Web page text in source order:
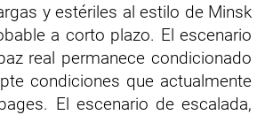
y estériles al estilo de Minsk
a corto plazo. El escenario
real permanece condicionado
condiciones que actualmente
El escenario de escalada,